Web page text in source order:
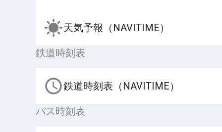
天気予報（NAVITIME）
鉄道時刻表
鉄道時刻表（NAVITIME）
バス時刻表